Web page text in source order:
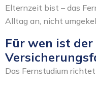
Elternzeit bist – das
Alltag an, nicht
Für wen ist der
Das Fernstudium